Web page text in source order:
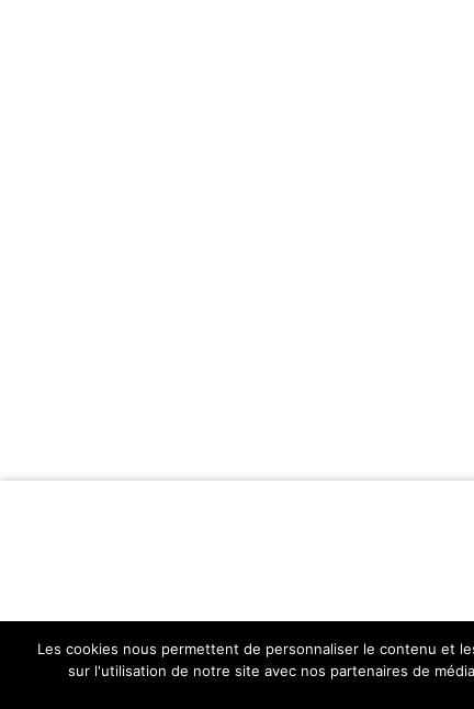
Les cookies nous permettent de personnaliser le contenu et
sur l'utilisation de notre site avec nos partenaires de